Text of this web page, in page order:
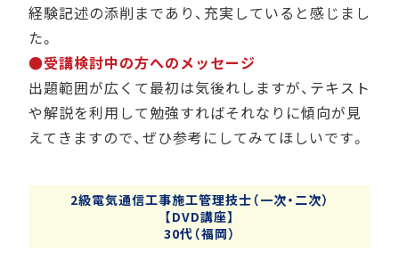
経験記述の添削まであり、充実していると感じまし
た。
●受講検討中の方へのメッセージ
出題範囲が広くて最初は気後れしますが、テキスト
や解説を利用して勉強すればそれなりに傾向が見
えてきますので、ぜひ参考にしてみてほしいです。
2級電気通信工事施工管理技士（一次・二次）
【DVD講座】
30代（福岡）